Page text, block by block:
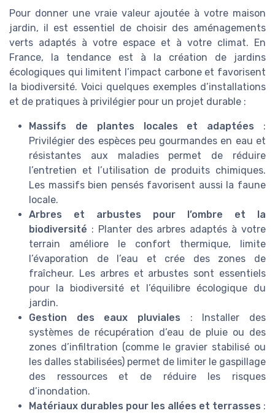
Pour donner une vraie valeur ajoutée à votre maison
jardin, il est essentiel de choisir des aménagements
verts adaptés à votre espace et à votre climat. En
France, la tendance est à la création de jardins
écologiques qui limitent l’impact carbone et favorisent
la biodiversité. Voici quelques exemples d’installations
et de pratiques à privilégier pour un projet durable :
Massifs de plantes locales et adaptées :
Privilégier des espèces peu gourmandes en eau et
résistantes aux maladies permet de réduire
l’entretien et l’utilisation de produits chimiques.
Les massifs bien pensés favorisent aussi la faune
locale.
Arbres et arbustes pour l’ombre et la
biodiversité : Planter des arbres adaptés à votre
terrain améliore le confort thermique, limite
l’évaporation de l’eau et crée des zones de
fraîcheur. Les arbres et arbustes sont essentiels
pour la biodiversité et l’équilibre écologique du
jardin.
Gestion des eaux pluviales : Installer des
systèmes de récupération d’eau de pluie ou des
zones d’infiltration (comme le gravier stabilisé ou
les dalles stabilisées) permet de limiter le gaspillage
des ressources et de réduire les risques
d’inondation.
Matériaux durables pour les allées et terrasses :